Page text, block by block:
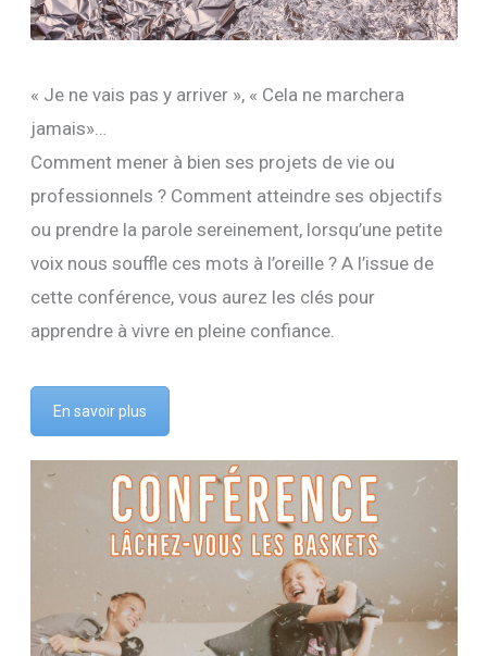
« Je ne vais pas y arriver », « Cela ne marchera
jamais»…
Comment mener à bien ses projets de vie ou
professionnels ? Comment atteindre ses objectifs
ou prendre la parole sereinement, lorsqu’une petite
voix nous souffle ces mots à l’oreille ? A l’issue de
cette conférence, vous aurez les clés pour
apprendre à vivre en pleine confiance.
En savoir plus